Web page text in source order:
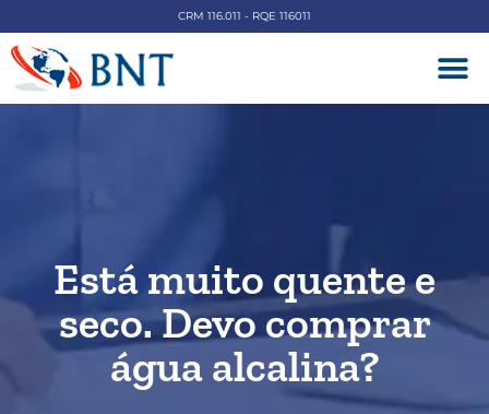
CRM 116.011 - RQE 116011
Está muito quente e
seco. Devo comprar
água alcalina?